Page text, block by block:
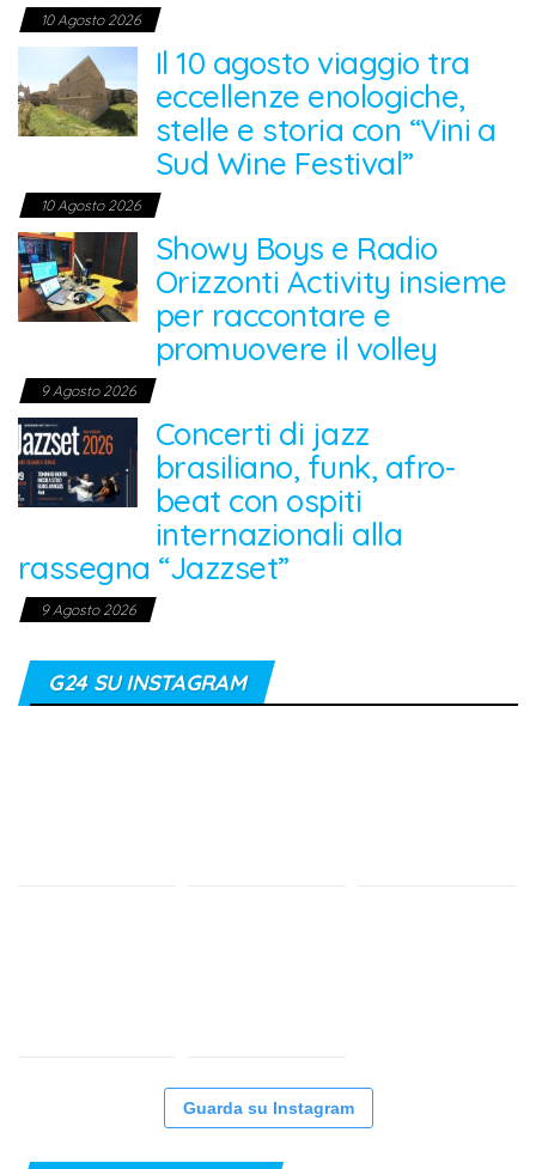
10 Agosto 2026
Il 10 agosto viaggio tra
eccellenze enologiche,
stelle e storia con “Vini a
Sud Wine Festival”
10 Agosto 2026
Showy Boys e Radio
Orizzonti Activity insieme
per raccontare e
promuovere il volley
9 Agosto 2026
Concerti di jazz
brasiliano, funk, afro-
beat con ospiti
internazionali alla
rassegna “Jazzset”
9 Agosto 2026
G24 SU INSTAGRAM
Guarda su Instagram